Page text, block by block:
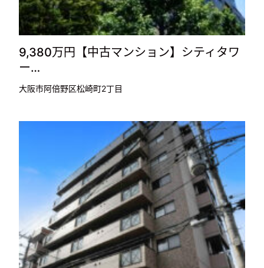
9,380万円【中古マンション】シティタワ
ー…
大阪市阿倍野区松崎町2丁目